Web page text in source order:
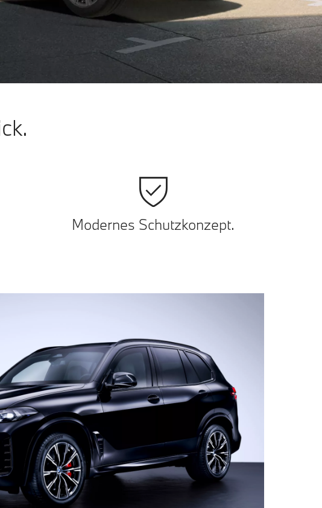
Modernes Schutzkonzept.